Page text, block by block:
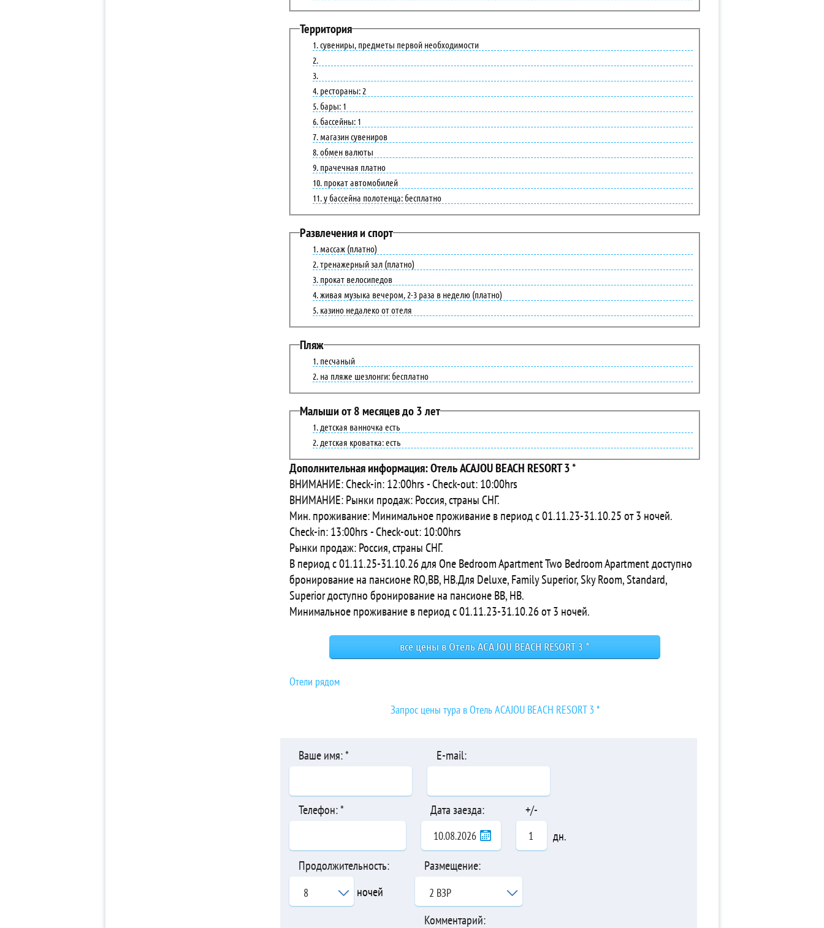
Территория
сувениры, предметы первой необходимости
рестораны: 2
бары: 1
бассейны: 1
магазин сувениров
обмен валюты
прачечная платно
прокат автомобилей
у бассейна полотенца: бесплатно
Развлечения и спорт
массаж (платно)
тренажерный зал (платно)
прокат велосипедов
живая музыка вечером, 2-3 раза в неделю (платно)
казино недалеко от отеля
Пляж
песчаный
на пляже шезлонги: бесплатно
Малыши от 8 месяцев до 3 лет
детская ванночка есть
детская кроватка: есть
Дополнительная информация: Отель ACAJOU BEACH RESORT 3 *
ВНИМАНИЕ: Check-in: 12:00hrs - Check-out: 10:00hrs
ВНИМАНИЕ: Рынки продаж: Россия, страны СНГ.
Мин. проживание: Минимальное проживание в период с 01.11.23-31.10.25 от 3 ночей.
Check-in: 13:00hrs - Check-out: 10:00hrs
Рынки продаж: Россия, страны СНГ.
В период с 01.11.25-31.10.26 для One Bedroom Apartment Two Bedroom Apartment доступно
бронирование на пансионе RO,ВВ, HB.Для Deluxe, Family Superior, Sky Room, Standard,
Superior доступно бронирование на пансионе ВВ, HB.
Минимальное проживание в период с 01.11.23-31.10.26 от 3 ночей.
все цены в Отель ACAJOU BEACH RESORT 3 *
Отели рядом
Запрос цены тура в Отель ACAJOU BEACH RESORT 3 *
Ваше имя: * E-mail:
Телефон: * Дата заезда:
+/-
дн.
Продолжительность:
8 ночей
Размещение:
2 ВЗР
Комментарий: